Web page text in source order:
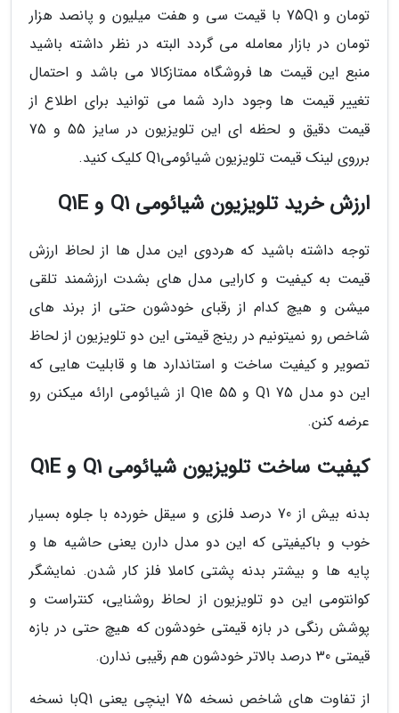
تومان و 75Q1 با قیمت سی و هفت میلیون و پانصد هزار
تومان در بازار معامله می گردد البته در نظر داشته باشید
منبع این قیمت ها فروشگاه ممتازکالا می باشد و احتمال
تغییر قیمت ها وجود دارد شما می توانید برای اطلاع از
قیمت دقیق و لحظه ای این تلویزیون در سایز 55 و 75
برروی لینک قیمت تلویزیون شیائومیQ1 کلیک کنید.
ارزش خرید تلویزیون شیائومی Q1 و Q1E
توجه داشته باشید که هردوی این مدل ها از لحاظ ارزش
قیمت به کیفیت و کارایی مدل های بشدت ارزشمند تلقی
میشن و هیچ کدام از رقبای خودشون حتی از برند های
شاخص رو نمیتونیم در رینج قیمتی این دو تلویزیون از لحاظ
تصویر و کیفیت ساخت و استاندارد ها و قابلیت هایی که
این دو مدل Q1 75 و Q1e 55 از شیائومی ارائه میکنن رو
عرضه کنن.
کیفیت ساخت تلویزیون شیائومی Q1 و Q1E
بدنه بیش از 70 درصد فلزی و سیقل خورده با جلوه بسیار
خوب و باکیفیتی که این دو مدل دارن یعنی حاشیه ها و
پایه ها و بیشتر بدنه پشتی کاملا فلز کار شدن. نمایشگر
کوانتومی این دو تلویزیون از لحاظ روشنایی، کنتراست و
پوشش رنگی در بازه قیمتی خودشون که هیچ حتی در بازه
قیمتی 30 درصد بالاتر خودشون هم رقیبی ندارن.
از تفاوت های شاخص نسخه 75 اینچی یعنی Q1با نسخه